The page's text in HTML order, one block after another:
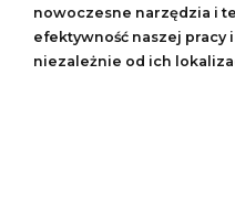
nowoczesne narzędzia i
efektywność naszej pracy
niezależnie od ich